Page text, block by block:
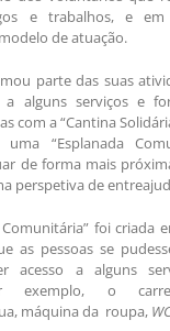
e trabalhos, e
de atuação.
parte das suas
a alguns serviços e
com a “Cantina
“Esplanada
de forma mais
perspetiva de
Comunitária” foi criada
as pessoas se
acesso a alguns
exemplo, o
máquina da roupa,